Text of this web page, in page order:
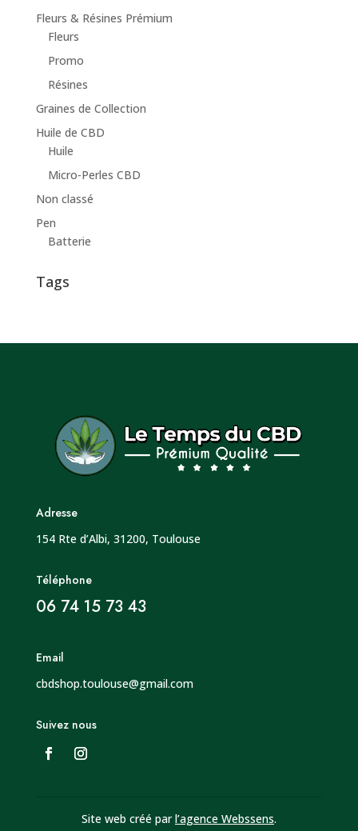
Fleurs & Résines Prémium
Fleurs
Promo
Résines
Graines de Collection
Huile de CBD
Huile
Micro-Perles CBD
Non classé
Pen
Batterie
Tags
Adresse
154 Rte d’Albi, 31200, Toulouse
Téléphone
06 74 15 73 43
Email
cbdshop.toulouse@gmail.com
Suivez nous
Site web créé parl’agence Webssens.